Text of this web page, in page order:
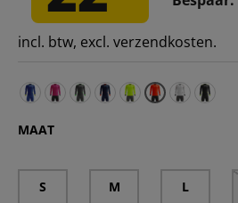
incl. btw, excl. verzendkosten.
MAAT
S M L